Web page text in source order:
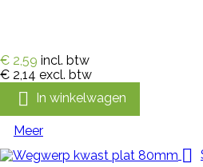
€ 2,59 incl. btw
€ 2,14 excl. btw
 In winkelwagen
Meer
